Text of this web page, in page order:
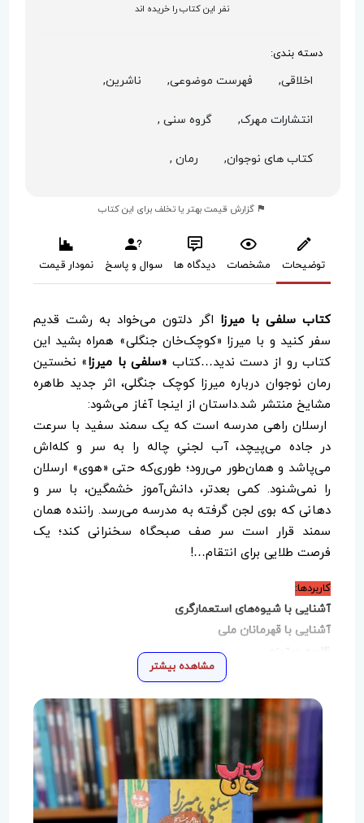
نفر این کتاب را خریده اند
دسته بندی:
اخلاقی, فهرست موضوعی, ناشرین,
انتشارات مهرک, گروه سنی ,
کتاب های نوجوان, رمان ,
گزارش قیمت بهتر یا تخلف برای این کتاب
توضیحات مشخصات دیدگاه ها سوال و پاسخ نمودار قیمت
کتاب سلفی با میرزا اگر دلتون می‌خواد به رشت قدیم
سفر کنید و با میرزا «کوچک‌خان جنگلی» همراه بشید این
کتاب رو از دست ندید…کتاب «سلفی با میرزا» نخستین
رمان نوجوان درباره میرزا کوچک جنگلی، اثر جدید طاهره
مشایخ منتشر شد.داستان از اینجا آغاز می‌شود:
ارسلان راهی مدرسه است که یک سمند سفید با سرعت
در جاده می‌پیچد، آب لجنیِ چاله را به سر و کله‌اش
می‌پاشد و همان‌طور می‌رود؛ طوری‌که حتی «هوی» ارسلان
را نمی‌شنود. کمی بعدتر، دانش‌آموز خشمگین، با سر و
دهانی که بوی لجن گرفته به مدرسه می‌رسد. راننده همان
سمند قرار است سر صف صبحگاه سخنرانی کند؛ یک
فرصت طلایی برای انتقام…!
کاربردها:
آشنایی با شیوه‌های استعمارگری
آشنایی با قهرمانان ملی
درک مفهوم وطن‌دوستی
آشنایی با تاریخ ایران
آشنایی با فرهنگ‌ ایرانی
مشاهده بیشتر